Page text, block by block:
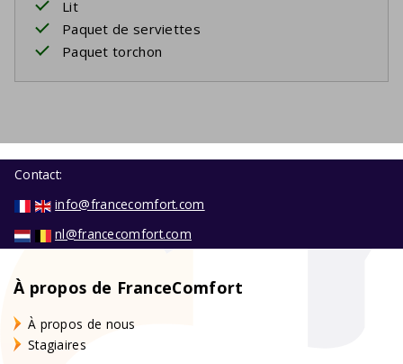
Lit
Paquet de serviettes
Paquet torchon
Contact:
info@francecomfort.com
nl@francecomfort.com
À propos de FranceComfort
À propos de nous
Stagiaires